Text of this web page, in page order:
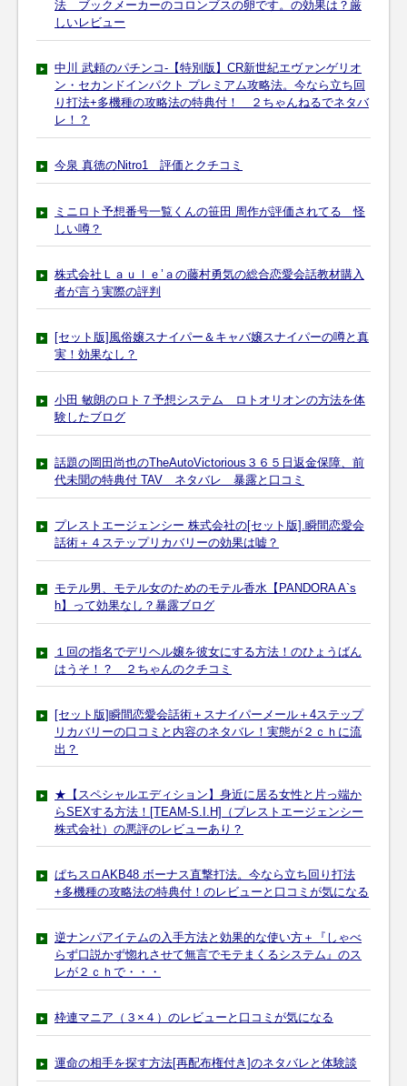
法 ブックメーカーのコロンブスの卵です。の効果は？厳
しいレビュー
中川 武頼のパチンコ-【特別版】CR新世紀エヴァンゲリオ
ン・セカンドインパクト プレミアム攻略法。今なら立ち回
り打法+多機種の攻略法の特典付！ ２ちゃんねるでネタバ
レ！？
今泉 真徳のNitro1 評価とクチコミ
ミニロト予想番号一覧くんの笹田 周作が評価されてる 怪
しい噂？
株式会社Ｌａｕｌｅ’ａの藤村勇気の総合恋愛会話教材購入
者が言う実際の評判
[セット版]風俗嬢スナイパー＆キャバ嬢スナイパーの噂と真
実！効果なし？
小田 敏朗のロト７予想システム ロトオリオンの方法を体
験したブログ
話題の岡田尚也のTheAutoVictorious３６５日返金保障、前
代未聞の特典付 TAV ネタバレ 暴露と口コミ
プレストエージェンシー 株式会社の[セット版].瞬間恋愛会
話術＋４ステップリカバリーの効果は嘘？
モテル男、モテル女のためのモテル香水【PANDORA A`s
h】って効果なし？暴露ブログ
１回の指名でデリヘル嬢を彼女にする方法！のひょうばん
はうそ！？ ２ちゃんのクチコミ
[セット版]瞬間恋愛会話術＋スナイパーメール＋4ステップ
リカバリーの口コミと内容のネタバレ！実態が２ｃｈに流
出？
★【スペシャルエディション】身近に居る女性と片っ端か
らSEXする方法！[TEAM-S.I.H]（プレストエージェンシー
株式会社）の悪評のレビューあり？
ぱちスロAKB48 ボーナス直撃打法。今なら立ち回り打法
+多機種の攻略法の特典付！のレビューと口コミが気になる
逆ナンパアイテムの入手方法と効果的な使い方＋『しゃべ
らず口説かず惚れさせて無言でモテまくるシステム』のス
レが２ｃｈで・・・
枠連マニア（３×４）のレビューと口コミが気になる
運命の相手を探す方法[再配布権付き]のネタバレと体験談